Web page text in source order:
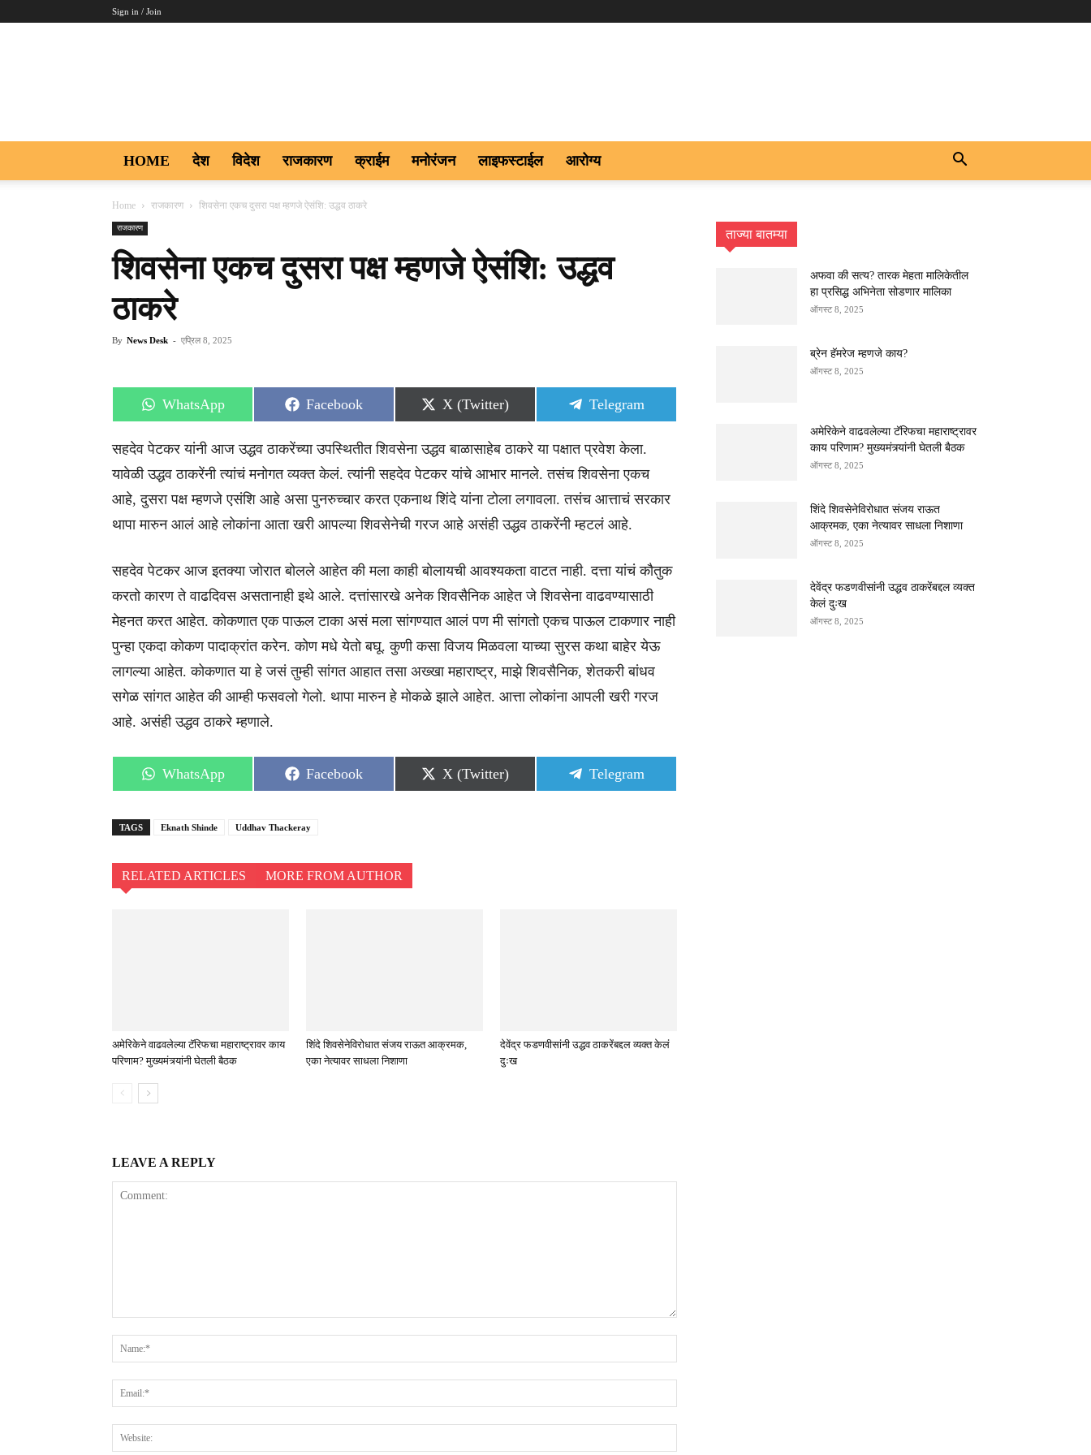
Sign in / Join
HOME देश विदेश राजकारण क्राईम मनोरंजन लाइफस्टाईल आरोग्य
Home राजकारण शिवसेना एकच दुसरा पक्ष म्हणजे ऐसंशि: उद्धव ठाकरे
राजकारण
शिवसेना एकच दुसरा पक्ष म्हणजे ऐसंशि: उद्धव
ठाकरे
By News Desk - एप्रिल 8, 2025
Share
on
WhatsApp
Share
on
Facebook
Share
on
X (Twitter)
Share
on
Telegram
सहदेव पेटकर यांनी आज उद्धव ठाकरेंच्या उपस्थितीत शिवसेना उद्धव बाळासाहेब ठाकरे या पक्षात प्रवेश केला.
यावेळी उद्धव ठाकरेंनी त्यांचं मनोगत व्यक्त केलं. त्यांनी सहदेव पेटकर यांचे आभार मानले. तसंच शिवसेना एकच
आहे, दुसरा पक्ष म्हणजे एसंशि आहे असा पुनरुच्चार करत एकनाथ शिंदे यांना टोला लगावला. तसंच आत्ताचं सरकार
थापा मारुन आलं आहे लोकांना आता खरी आपल्या शिवसेनेची गरज आहे असंही उद्धव ठाकरेंनी म्हटलं आहे.
सहदेव पेटकर आज इतक्या जोरात बोलले आहेत की मला काही बोलायची आवश्यकता वाटत नाही. दत्ता यांचं कौतुक
करतो कारण ते वाढदिवस असतानाही इथे आले. दत्तांसारखे अनेक शिवसैनिक आहेत जे शिवसेना वाढवण्यासाठी
मेहनत करत आहेत. कोकणात एक पाऊल टाका असं मला सांगण्यात आलं पण मी सांगतो एकच पाऊल टाकणार नाही
पुन्हा एकदा कोकण पादाक्रांत करेन. कोण मधे येतो बघू. कुणी कसा विजय मिळवला याच्या सुरस कथा बाहेर येऊ
लागल्या आहेत. कोकणात या हे जसं तुम्ही सांगत आहात तसा अख्खा महाराष्ट्र, माझे शिवसैनिक, शेतकरी बांधव
सगेळ सांगत आहेत की आम्ही फसवलो गेलो. थापा मारुन हे मोकळे झाले आहेत. आत्ता लोकांना आपली खरी गरज
आहे. असंही उद्धव ठाकरे म्हणाले.
Share
on
WhatsApp
Share
on
Facebook
Share
on
X (Twitter)
Share
on
Telegram
TAGS Eknath Shinde Uddhav Thackeray
RELATED ARTICLES MORE FROM AUTHOR
अमेरिकेने वाढवलेल्या टॅरिफचा महाराष्ट्रावर काय
परिणाम? मुख्यमंत्र्यांनी घेतली बैठक
शिंदे शिवसेनेविरोधात संजय राऊत आक्रमक,
एका नेत्यावर साधला निशाणा
देवेंद्र फडणवीसांनी उद्धव ठाकरेंबद्दल व्यक्त केलं
दुःख
LEAVE A REPLY
ताज्या बातम्या
अफवा की सत्य? तारक मेहता मालिकेतील
हा प्रसिद्ध अभिनेता सोडणार मालिका
ऑगस्ट 8, 2025
ब्रेन हॅमरेज म्हणजे काय?
ऑगस्ट 8, 2025
अमेरिकेने वाढवलेल्या टॅरिफचा महाराष्ट्रावर
काय परिणाम? मुख्यमंत्र्यांनी घेतली बैठक
ऑगस्ट 8, 2025
शिंदे शिवसेनेविरोधात संजय राऊत
आक्रमक, एका नेत्यावर साधला निशाणा
ऑगस्ट 8, 2025
देवेंद्र फडणवीसांनी उद्धव ठाकरेंबद्दल व्यक्त
केलं दुःख
ऑगस्ट 8, 2025